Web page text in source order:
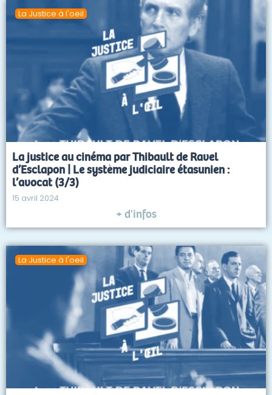
La Justice à l'oeil
La justice au cinéma par Thibault de Ravel
d’Esclapon | Le système judiciaire étasunien :
l’avocat (3/3)
15 avril 2024
+ d'infos
La Justice à l'oeil